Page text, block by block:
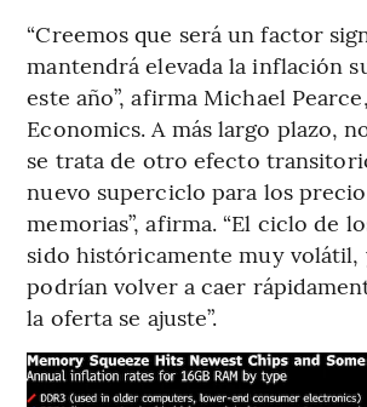
“Creemos que será un factor
mantendrá elevada la inflación
este año”, afirma Michael
Economics. A más largo plazo,
se trata de otro efecto
nuevo superciclo para los
memorias”, afirma. “El ciclo de
sido históricamente muy volátil,
podrían volver a caer
la oferta se ajuste”.